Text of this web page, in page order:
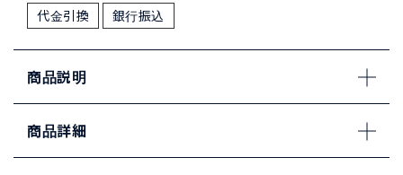
代金引換 銀行振込
商品説明
商品詳細